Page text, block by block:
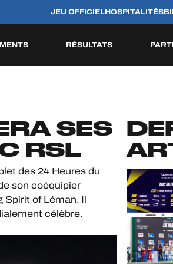
JEU OFFICIELHOSPITALITÉS
RÉSULTATS
SES
RSL
des 24 Heures du
son coéquipier
Spirit of Léman. Il
célèbre.